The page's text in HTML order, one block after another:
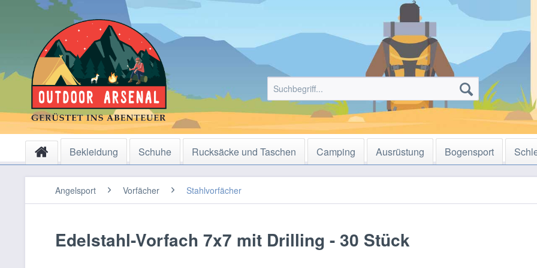
Bekleidung Schuhe Rucksäcke und Taschen Camping Ausrüstung Bogensport
Angelsport Vorfächer Stahlvorfächer
Edelstahl-Vorfach 7x7 mit Drilling - 30 Stück